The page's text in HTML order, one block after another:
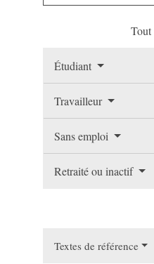
Étudiant
Travailleur
Sans emploi
Retraité ou inactif
Textes de référence